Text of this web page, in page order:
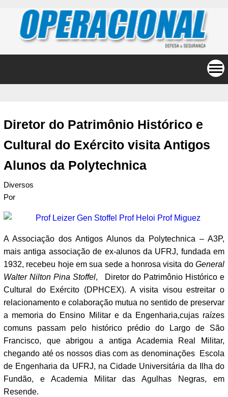
Diretor do Patrimônio Histórico e
Cultural do Exército visita Antigos
Alunos da Polytechnica
Diversos
Por
A Associação dos Antigos Alunos da Polytechnica – A3P,
mais antiga associação de ex-alunos da UFRJ, fundada em
1932, recebeu hoje em sua sede a honrosa visita do General
Walter Nilton Pina Stoffel, Diretor do Patrimônio Histórico e
Cultural do Exército (DPHCEX). A visita visou estreitar o
relacionamento e colaboração mutua no sentido de preservar
a memoria do Ensino Militar e da Engenharia,cujas raízes
comuns passam pelo histórico prédio do Largo de São
Francisco, que abrigou a antiga Academia Real Militar,
chegando até os nossos dias com as denominações Escola
de Engenharia da UFRJ, na Cidade Universitária da Ilha do
Fundão, e Academia Militar das Agulhas Negras, em
Resende.